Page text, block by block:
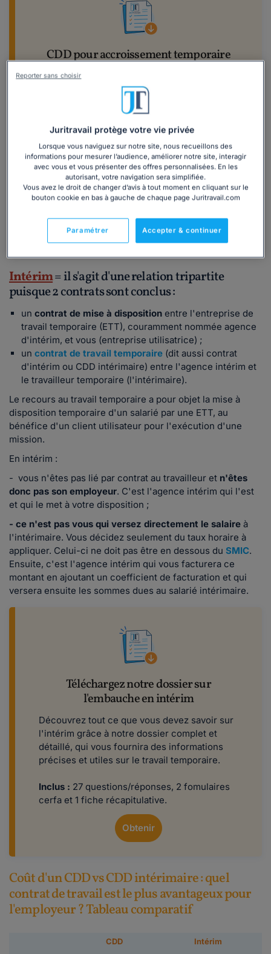
CDD pour accroissement temporaire
d'activité : tout savoir pour bien le
rédiger
Notre dossier fait le point sur
recourir au CDD pour accroissement
temporaire d'activité.
Inclus : 14 questions essentielles, 1 modèle
de lettre, 4 modèles de contrats et 4 fiches
express
Je télécharge
Intérim= il s'agit d'une relation tripartite
puisque 2 contrats sont conclus :
un contrat de mise à disposition entre l'entreprise de
travail temporaire (ETT), couramment nommée agence
d'intérim, et vous (entreprise utilisatrice) ;
un contrat de travail temporaire (dit aussi contrat
d'intérim ou CDD intérimaire) entre l'agence intérim et
le travailleur temporaire (l'intérimaire).
Le recours au travail temporaire a pour objet la mise à
disposition temporaire d'un salarié par une ETT, au
bénéfice d'un client utilisateur pour l'exécution d'une
mission.
En intérim :
- vous n'êtes pas lié par contrat au travailleur et n'êtes
donc pas son employeur. C'est l'agence intérim qui l'est
et qui le met à votre disposition ;
- ce n'est pas vous qui versez directement le salaire à
l'intérimaire. Vous décidez seulement du taux horaire à
appliquer. Celui-ci ne doit pas être en dessous du SMIC.
Ensuite, c'est l'agence intérim qui vous facturera ce
montant en ajoutant un coefficient de facturation et qui
versera ensuite les sommes dues au salarié intérimaire.
Téléchargez notre dossier sur
l'embauche en intérim
Découvrez tout ce que vous devez savoir sur
l'intérim grâce à notre dossier complet et
détaillé, qui vous fournira des informations
précises et utiles sur le travail temporaire.
Inclus : 27 questions/réponses, 2 fomulaires
cerfa et 1 fiche récapitulative.
Obtenir
Coût d'un CDD vs CDD intérimaire : quel
contrat de travail est le plus avantageux pour
l'employeur ? Tableau comparatif
CDD Intérim
Juritravail protège votre vie privée
Lorsque vous naviguez sur notre site, nous recueillons des
informations pour mesurer l’audience, améliorer notre site, interagir
avec vous et vous présenter des offres personnalisées. En les
autorisant, votre navigation sera simplifiée.
Vous avez le droit de changer d’avis à tout moment en cliquant sur le
bouton cookie en bas à gauche de chaque page Juritravail.com
Accepter & continuer
Paramétrer
Reporter sans choisir